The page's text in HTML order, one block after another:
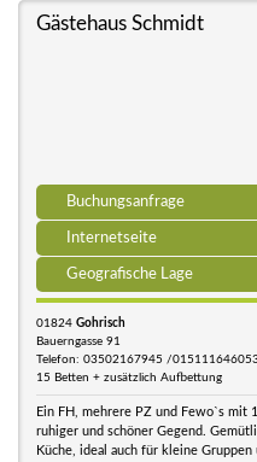
Gästehaus Schmidt
Buchungsanfrage
Internetseite
Geografische Lage
01824 Gohrisch
Bauerngasse 91
Telefon: 03502167945 /
15 Betten + zusätzlich Aufbettung
Ein FH, mehrere PZ und Fewo`s
ruhiger und schöner Gegend.
Küche, ideal auch für kleine